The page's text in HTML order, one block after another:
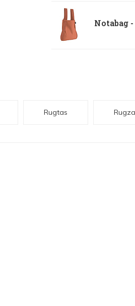
Notabag
Rugtas